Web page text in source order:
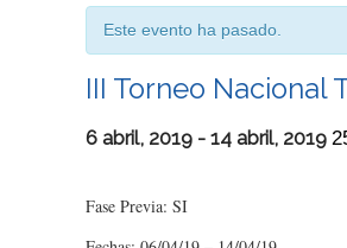
Este evento ha pasado.
III Torneo Nacional
6 abril, 2019 - 14 abril, 2019
Fase Previa: SI